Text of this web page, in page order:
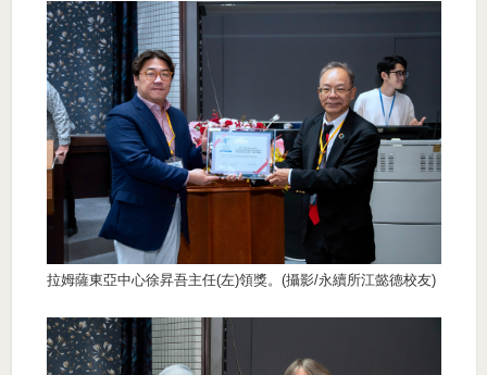
拉姆薩東亞中心徐昇吾主任(左)領獎。(攝影/永續所江懿德校友)